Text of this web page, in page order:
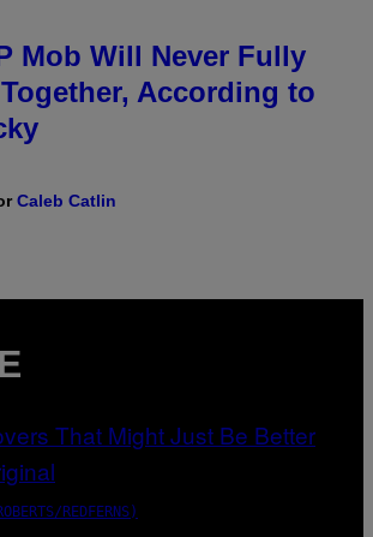
Mob Will Never Fully
According to
Caleb Catlin
REDFERNS)